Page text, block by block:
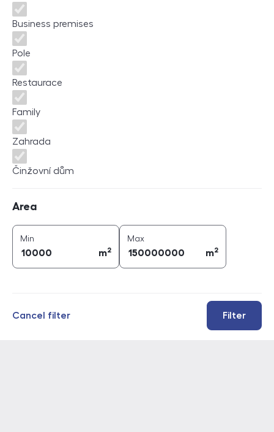
Business premises
Pole
Restaurace
Family
Zahrada
Činžovní dům
Area
Min
m2
Maxarea (
m2
Filter
Cancel filter